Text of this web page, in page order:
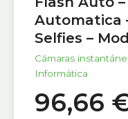
Automatica
Selfies –
Cámaras
Informática
96,66